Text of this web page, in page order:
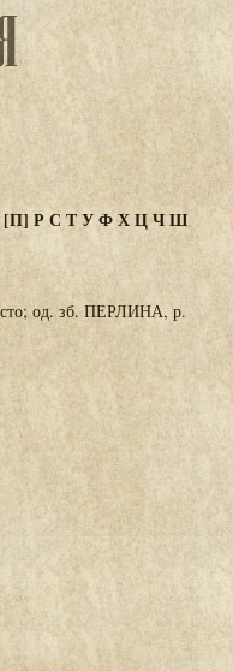
[П] Р С ТУФХЦЧШ
од. зб. ПЕРЛИНА, р.